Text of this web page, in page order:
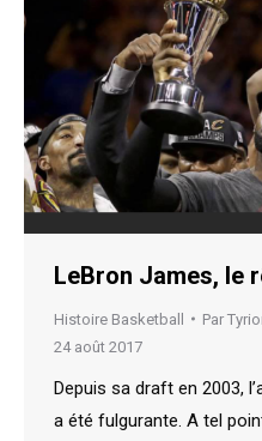
LeBron James, le
Histoire Basketball Par
24 août 2017
Depuis sa draft en 2003,
a été fulgurante. A tel